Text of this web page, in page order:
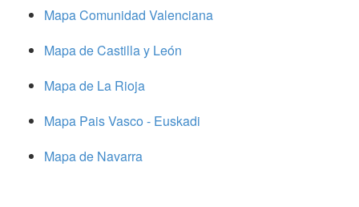
Mapa Comunidad Valenciana
Mapa de Castilla y León
Mapa de La Rioja
Mapa Pais Vasco - Euskadi
Mapa de Navarra